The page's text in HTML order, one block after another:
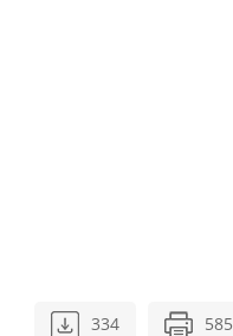
334 585